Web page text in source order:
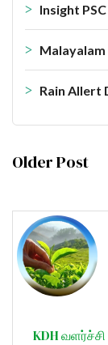
Insight
Rain Allert
Older Post
KDH வளர்ச்சி